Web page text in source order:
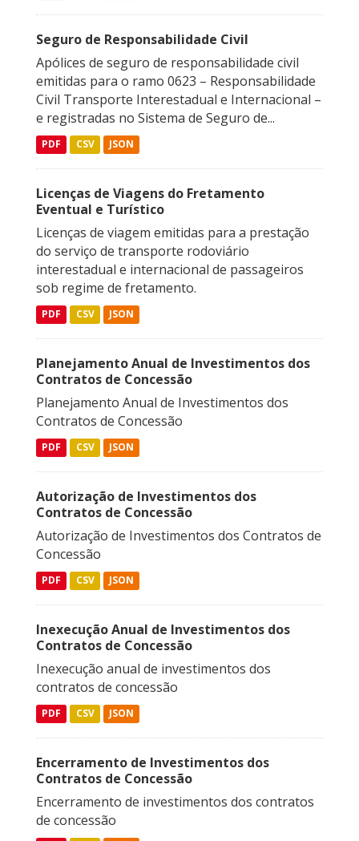
Seguro de Responsabilidade Civil
Apólices de seguro de responsabilidade civil
emitidas para o ramo 0623 – Responsabilidade
Civil Transporte Interestadual e Internacional –
e registradas no Sistema de Seguro de...
PDF CSV JSON
Licenças de Viagens do Fretamento
Eventual e Turístico
Licenças de viagem emitidas para a prestação
do serviço de transporte rodoviário
interestadual e internacional de passageiros
sob regime de fretamento.
PDF CSV JSON
Planejamento Anual de Investimentos dos
Contratos de Concessão
Planejamento Anual de Investimentos dos
Contratos de Concessão
PDF CSV JSON
Autorização de Investimentos dos
Contratos de Concessão
Autorização de Investimentos dos Contratos de
Concessão
PDF CSV JSON
Inexecução Anual de Investimentos dos
Contratos de Concessão
Inexecução anual de investimentos dos
contratos de concessão
PDF CSV JSON
Encerramento de Investimentos dos
Contratos de Concessão
Encerramento de investimentos dos contratos
de concessão